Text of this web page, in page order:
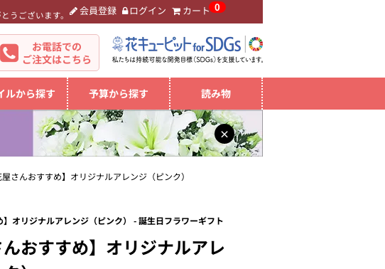
うございます。 会員登録 ログイン カート 0
お電話での
ご注文はこちら
ルから探す 予算から探す 読み物
×
さんおすすめ】オリジナルアレンジ（ピンク）
】オリジナルアレンジ（ピンク） - 誕生日フラワーギフト
んおすすめ】オリジナルアレ